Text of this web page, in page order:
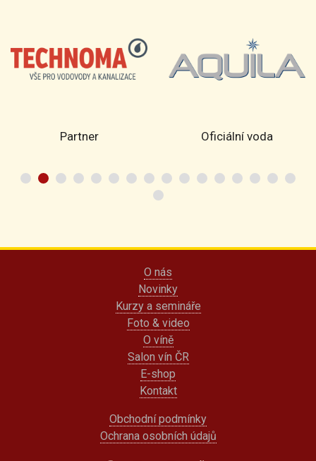
Partner Oficiální voda
O nás
Novinky
Kurzy a semináře
Foto & video
O víně
Salon vín ČR
E-shop
Kontakt
Obchodní podmínky
Ochrana osobních údajů